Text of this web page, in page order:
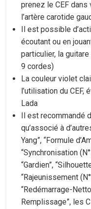
prenez le CEF
l’artère carotide
Il est possible
écoutant ou en
particulier, la
9 cordes)
La couleur violet
l’utilisation du
Lada
Il est recommandé
qu’associé à
Yang”, “Formule
“Synchronisation
“Gardien”,
“Rajeunissement
“Redémarrage-
Remplissage”, les